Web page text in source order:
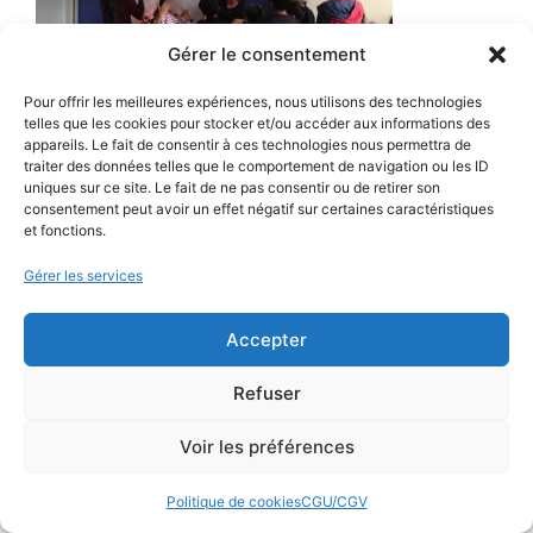
Gérer le consentement
Pour offrir les meilleures expériences, nous utilisons des technologies
telles que les cookies pour stocker et/ou accéder aux informations des
appareils. Le fait de consentir à ces technologies nous permettra de
traiter des données telles que le comportement de navigation ou les ID
uniques sur ce site. Le fait de ne pas consentir ou de retirer son
consentement peut avoir un effet négatif sur certaines caractéristiques
et fonctions.
Gérer les services
Accepter
Refuser
Voir les préférences
Politique de cookiesCGU/CGV
Mentions légales
Politique de cookies (UE)
CGU/CGV
Contact
© 2025 Tinesong.com | Création de site